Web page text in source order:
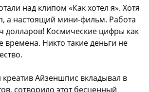
над клипом «Как хотел я». Хотя
а настоящий мини-фильм. Работа
долларов! Космические цифры как
времена. Никто такие деньги не
креатив Айзеншпис вкладывал в
сотворило этот бесценный